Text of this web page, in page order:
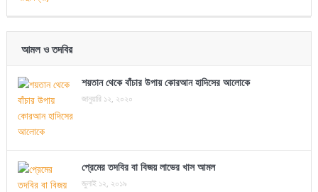
আমল ও তদবির
শয়তান থেকে বাঁচার উপায় কোরআন হাদিসের আলোকে
জানুয়ারি ১২, ২০২০
প্রেমের তদবির বা বিজয় লাভের খাস আমল
জুলাই ১২, ২০১৯